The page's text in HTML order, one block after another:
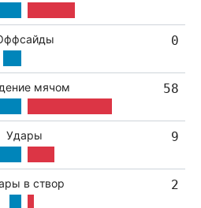
0
мячом 58
Удары 9
в створ 2